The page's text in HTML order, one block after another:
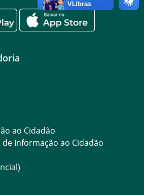
ao Cidadão
de Informação ao Cidadão